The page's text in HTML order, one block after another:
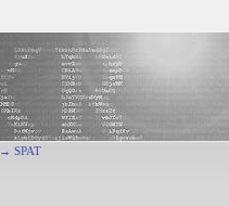
→ SPAT